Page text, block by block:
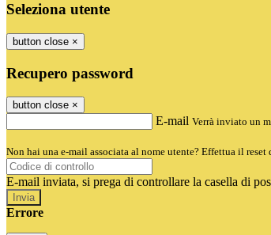
Seleziona utente
button close ×
Recupero password
button close ×
E-mail Verrà inviato un
Non hai una e-mail associata al nome utente? Effettua il reset
E-mail inviata, si prega di controllare la casella di
Errore